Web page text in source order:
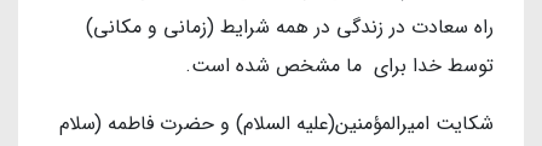
راه سعادت در زندگی در همه شرایط (زمانی و مکانی)
توسط خدا برای ما مشخص شده است.
شکایت امیرالمؤمنین(علیه السلام) و حضرت فاطمه (سلام